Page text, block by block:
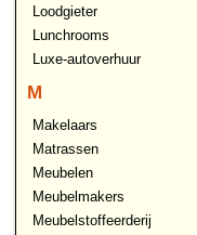
Loodgieter
Lunchrooms
Luxe-autoverhuur
M
Makelaars
Matrassen
Meubelen
Meubelmakers
Meubelstoffeerderij